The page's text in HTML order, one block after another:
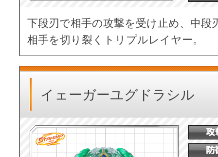
下段刃で相手の攻撃を受け止め、中段
相手を切り裂くトリプルレイヤー。
イェーガーユグドラシル